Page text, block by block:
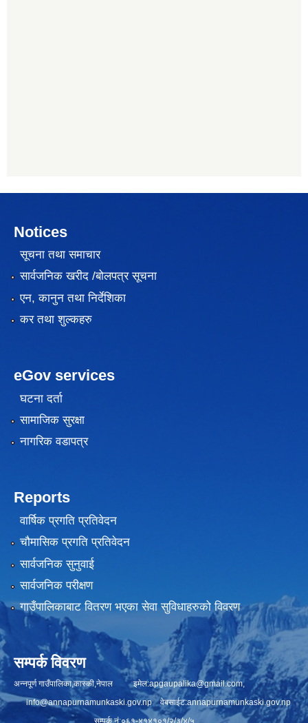
Notices
सूचना तथा समाचार
सार्वजनिक खरीद /बोलपत्र सूचना
एन, कानुन तथा निर्देशिका
कर तथा शुल्कहरु
eGov services
घटना दर्ता
सामाजिक सुरक्षा
नागरिक वडापत्र
Reports
वार्षिक प्रगति प्रतिवेदन
चौमासिक प्रगति प्रतिवेदन
सार्वजनिक सुनुवाई
सार्वजनिक परीक्षण
गाउँपालिकाबाट वितरण भएका सेवा सुविधाहरुको विवरण
सम्पर्क विवरण
अन्नपूर्ण गाउँपालिका,कास्की,नेपाल इमेल:apgaupalika@gmail.com,
info@annapurnamunkaski.gov.npवेबसाईट:annapurnamunkaski.gov.np